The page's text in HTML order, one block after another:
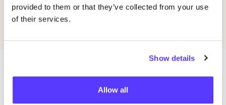
provided to them or that they’ve collected from your use
of their services.
Show details
Allow all
Mar­ca de moda len­ta de Ámsterdam
Más tiendas en esa área